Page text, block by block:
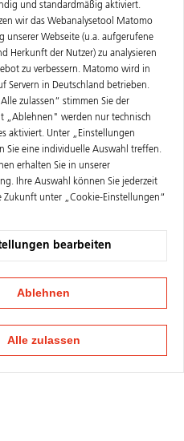
und standardmäßig aktiviert.
wir das Webanalysetool Matomo
unserer Webseite (u.a. aufgerufene
Herkunft der Nutzer) zu analysieren
zu verbessern. Matomo wird in
Servern in Deutschland betrieben.
zulassen“ stimmen Sie der
„Ablehnen" werden nur technisch
aktiviert. Unter „Einstellungen
Sie eine individuelle Auswahl treffen.
erhalten Sie in unserer
. Ihre Auswahl können Sie jederzeit
Zukunft unter „Cookie-Einstellungen“
bearbeiten
Ablehnen
Alle zulassen